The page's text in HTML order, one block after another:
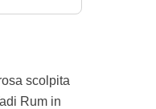
scolpita
Rum in